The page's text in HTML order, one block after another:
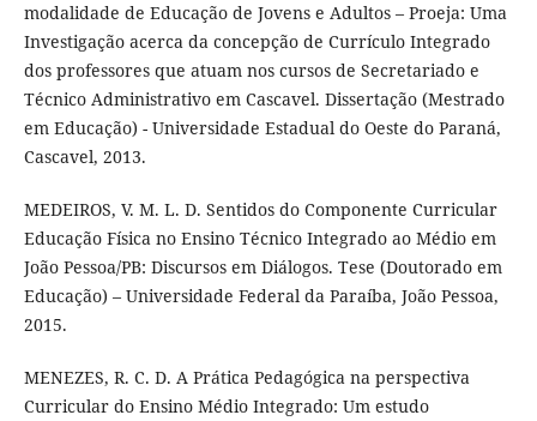
modalidade de Educação de Jovens e Adultos – Proeja: Uma
Investigação acerca da concepção de Currículo Integrado
dos professores que atuam nos cursos de Secretariado e
Técnico Administrativo em Cascavel. Dissertação (Mestrado
em Educação) - Universidade Estadual do Oeste do Paraná,
Cascavel, 2013.
MEDEIROS, V. M. L. D. Sentidos do Componente Curricular
Educação Física no Ensino Técnico Integrado ao Médio em
João Pessoa/PB: Discursos em Diálogos. Tese (Doutorado em
Educação) – Universidade Federal da Paraíba, João Pessoa,
2015.
MENEZES, R. C. D. A Prática Pedagógica na perspectiva
Curricular do Ensino Médio Integrado: Um estudo